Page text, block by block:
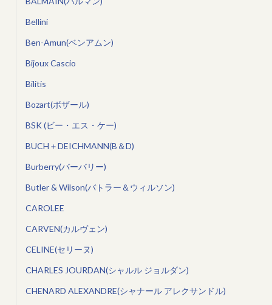
Bellini
Ben-Amun(ベンアムン)
Bijoux Cascio
Bilitis
Bozart(ボザール)
BSK (ビー・エス・ケー)
BUCH＋DEICHMANN(B＆D)
Burberry(バーバリー)
Butler & Wilson(バトラー＆ウィルソン)
CAROLEE
CARVEN(カルヴェン)
CELINE(セリーヌ)
CHARLES JOURDAN(シャルル ジョルダン)
CHENARD ALEXANDRE(シャナール アレクサンドル)